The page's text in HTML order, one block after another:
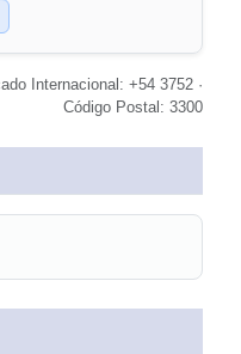
Internacional: +54 3752 ·
Código Postal: 3300